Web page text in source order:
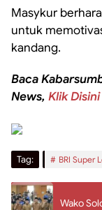
Masykur
untuk
kandang.
Baca
News, Klik Disini
Tag: BRI Super
Wako